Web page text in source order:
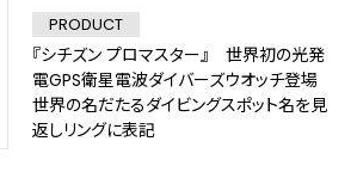
PRODUCT
『シチズン プロマスター』 世界初の光発
電GPS衛星電波ダイバーズウオッチ登場
世界の名だたるダイビングスポット名を見
返しリングに表記